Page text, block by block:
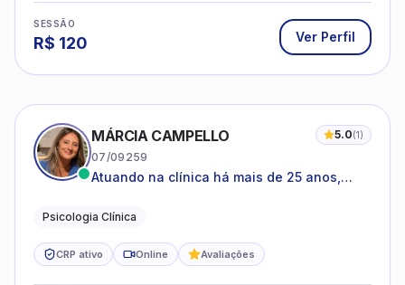
SESSÃO
R$ 120 Ver Perfil
MÁRCIA CAMPELLO 5.0(1)
07/09259
Atuando na clínica há mais de 25 anos,
estruturas, com experiência em
Psicologia Clínica
CRP ativo Online Avaliações